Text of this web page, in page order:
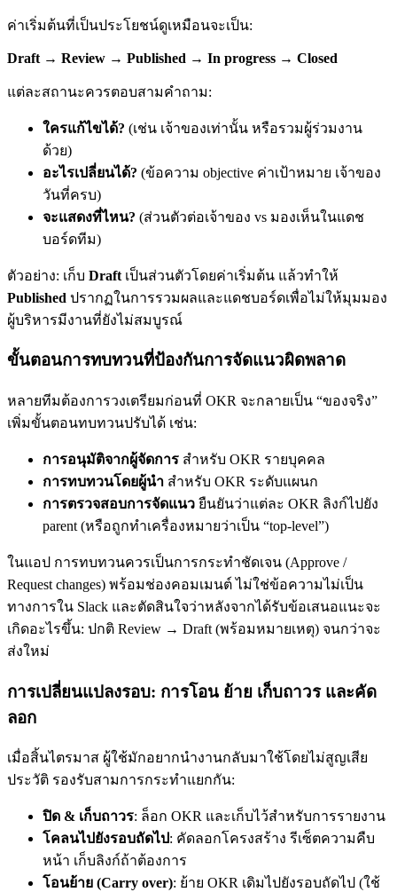
ค่าเริ่มต้นที่เป็นประโยชน์ดูเหมือนจะเป็น:
Draft → Review → Published → In progress → Closed
แต่ละสถานะควรตอบสามคำถาม:
ใครแก้ไขได้? (เช่น เจ้าของเท่านั้น หรือรวมผู้ร่วมงาน
ด้วย)
อะไรเปลี่ยนได้? (ข้อความ objective ค่าเป้าหมาย เจ้าของ
วันที่ครบ)
จะแสดงที่ไหน? (ส่วนตัวต่อเจ้าของ vs มองเห็นในแดช
บอร์ดทีม)
ตัวอย่าง: เก็บ Draft เป็นส่วนตัวโดยค่าเริ่มต้น แล้วทำให้
Published ปรากฏในการรวมผลและแดชบอร์ดเพื่อไม่ให้มุมมอง
ผู้บริหารมีงานที่ยังไม่สมบูรณ์
ขั้นตอนการทบทวนที่ป้องกันการจัดแนวผิดพลาด
หลายทีมต้องการวงเตรียมก่อนที่ OKR จะกลายเป็น “ของจริง”
เพิ่มขั้นตอนทบทวนปรับได้ เช่น:
การอนุมัติจากผู้จัดการ สำหรับ OKR รายบุคคล
การทบทวนโดยผู้นำ สำหรับ OKR ระดับแผนก
การตรวจสอบการจัดแนว ยืนยันว่าแต่ละ OKR ลิงก์ไปยัง
parent (หรือถูกทำเครื่องหมายว่าเป็น “top-level”)
ในแอป การทบทวนควรเป็นการกระทำชัดเจน (Approve /
Request changes) พร้อมช่องคอมเมนต์ ไม่ใช่ข้อความไม่เป็น
ทางการใน Slack และตัดสินใจว่าหลังจากได้รับข้อเสนอแนะจะ
เกิดอะไรขึ้น: ปกติ Review → Draft (พร้อมหมายเหตุ) จนกว่าจะ
ส่งใหม่
การเปลี่ยนแปลงรอบ: การโอน ย้าย เก็บถาวร และคัด
ลอก
เมื่อสิ้นไตรมาส ผู้ใช้มักอยากนำงานกลับมาใช้โดยไม่สูญเสีย
ประวัติ รองรับสามการกระทำแยกกัน:
ปิด & เก็บถาวร: ล็อก OKR และเก็บไว้สำหรับการรายงาน
โคลนไปยังรอบถัดไป: คัดลอกโครงสร้าง รีเซ็ตความคืบ
หน้า เก็บลิงก์ถ้าต้องการ
โอนย้าย (Carry over): ย้าย OKR เดิมไปยังรอบถัดไป (ใช้